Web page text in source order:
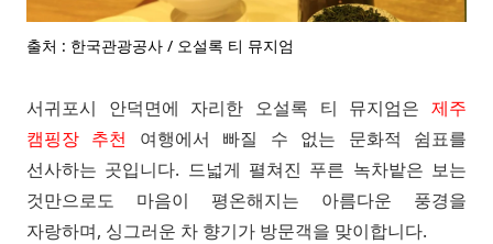
출처 : 한국관광공사 / 오설록 티 뮤지엄
서귀포시 안덕면에 자리한 오설록 티 뮤지엄은 제주
캠핑장 추천
여행에서 빠질 수 없는 문화적 쉼표를
선사하는 곳입니다. 드넓게 펼쳐진 푸른 녹차밭은 보는
것만으로도 마음이 평온해지는 아름다운 풍경을
자랑하며, 싱그러운 차 향기가 방문객을 맞이합니다.